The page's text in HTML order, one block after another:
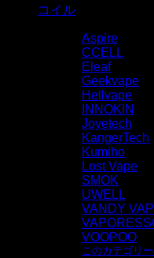
コイル
Aspire
CCELL
Eleaf
Geekvape
Hellvape
INNOKIN
Joyetech
KangerTech
Kumiho
Lost Vape
SMOK
UWELL
VANDY
VOOPOO
このカテゴリ